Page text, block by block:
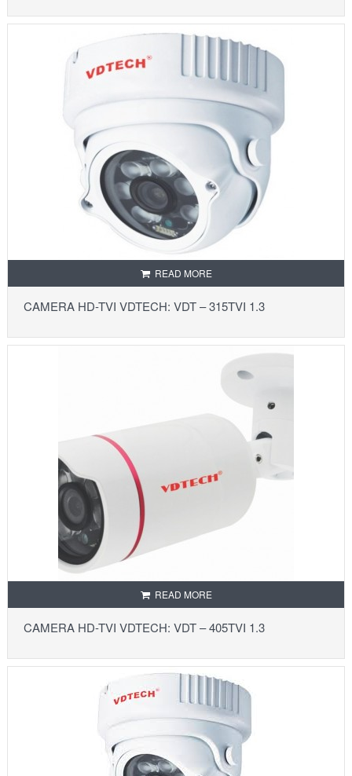
READ MORE
CAMERA HD-TVI VDTECH: VDT – 315TVI 1.3
READ MORE
CAMERA HD-TVI VDTECH: VDT – 405TVI 1.3